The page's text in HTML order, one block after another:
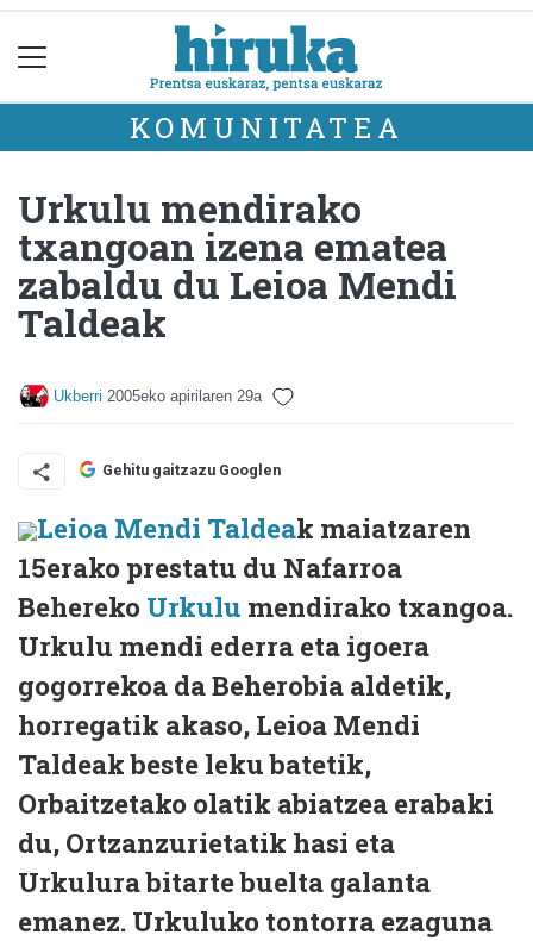
KOMUNITATEA
Urkulu mendirako
txangoan izena ematea
zabaldu du Leioa Mendi
Taldeak
Ukberri 2005eko apirilaren 29a
Gehitu gaitzazu Googlen
Leioa Mendi Taldeak maiatzaren
15erako prestatu du Nafarroa
Behereko Urkulu mendirako txangoa.
Urkulu mendi ederra eta igoera
gogorrekoa da Beherobia aldetik,
horregatik akaso, Leioa Mendi
Taldeak beste leku batetik,
Orbaitzetako olatik abiatzea erabaki
du, Ortzanzurietatik hasi eta
Urkulura bitarte buelta galanta
emanez. Urkuluko tontorra ezaguna